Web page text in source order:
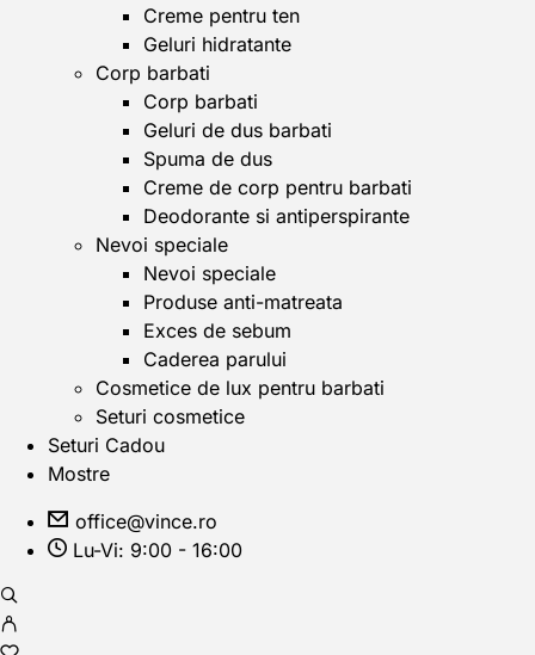
Creme pentru ten
Geluri hidratante
Corp barbati
Corp barbati
Geluri de dus barbati
Spuma de dus
Creme de corp pentru barbati
Deodorante si antiperspirante
Nevoi speciale
Nevoi speciale
Produse anti-matreata
Exces de sebum
Caderea parului
Cosmetice de lux pentru barbati
Seturi cosmetice
Seturi Cadou
Mostre
office@vince.ro
Lu-Vi: 9:00 - 16:00